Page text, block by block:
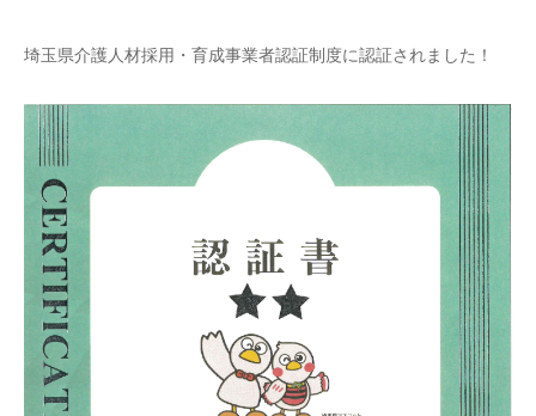
埼玉県介護人材採用・育成事業者認証制度に認証されました！